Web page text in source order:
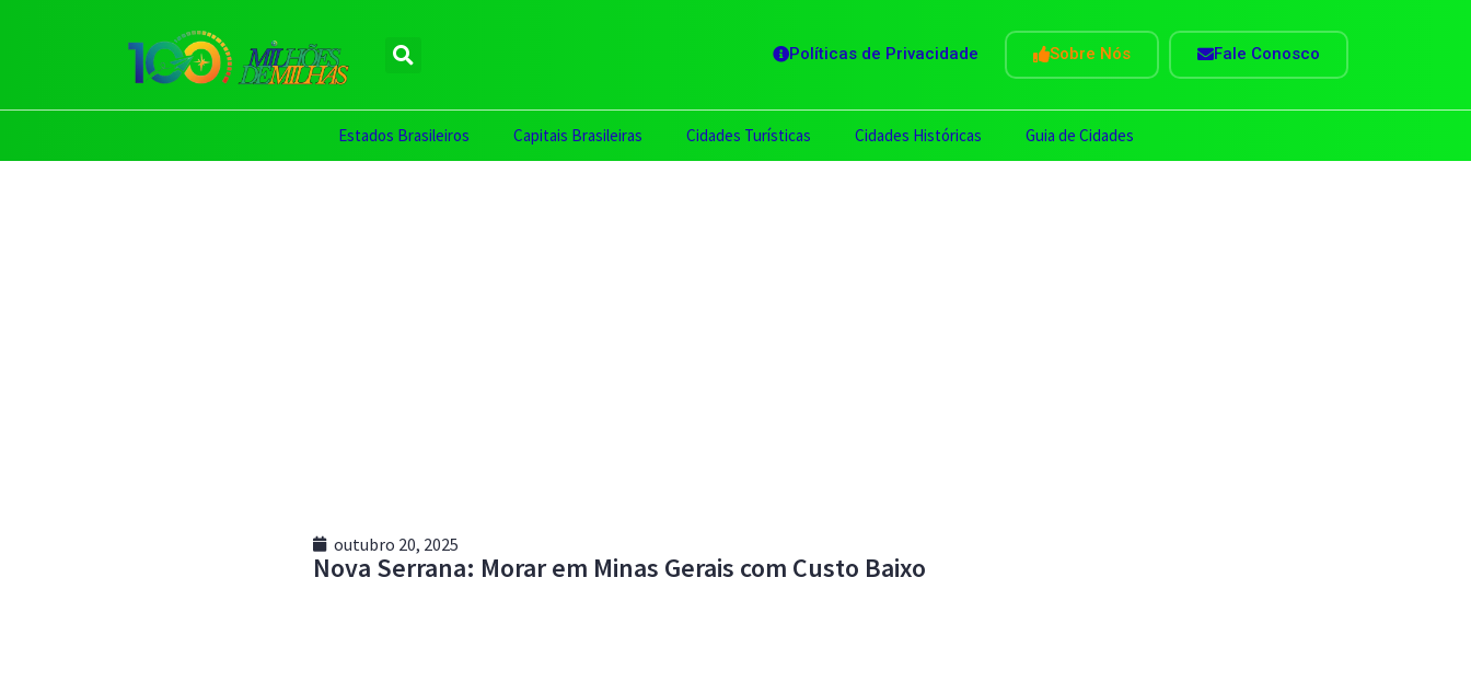
Políticas de Privacidade Sobre Nós Fale Conosco
Estados Brasileiros Capitais Brasileiras Cidades Turísticas Cidades Históricas Guia de Cidades
outubro 20, 2025
Nova Serrana: Morar em Minas Gerais com Custo Baixo